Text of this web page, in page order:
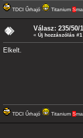
TDCI Űrhajó Titanium S
Válasz: 235/
« Új hozzászólás
Elkelt.
TDCI Űrhajó Titanium S